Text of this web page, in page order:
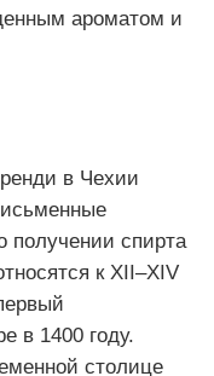
ароматом и
в Чехии
получении спирта
к XII–XIV
в 1400 году.
столице